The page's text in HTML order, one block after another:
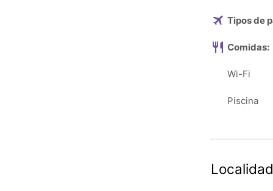
viaje de
un día a esta
polvo,
Tipos de
Comidas:
Wi-Fi
Piscina